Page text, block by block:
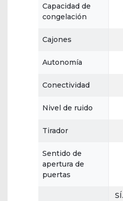
Capacidad de
congelación
Cajones
Autonomía
Conectividad
Nivel de ruido
Tirador
Sentido de
apertura de
puertas